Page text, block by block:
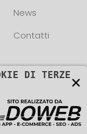
News
Contatti
P. IVA
×
DI TERZE